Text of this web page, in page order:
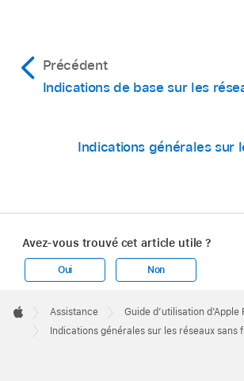
Précédent
Indications de base sur les
Indications générales sur
Avez-vous trouvé cet article utile ?
Oui Non
Footer

Apple
Assistance
Guide d’utilisation
Indications générales sur les réseaux sans fil pour une